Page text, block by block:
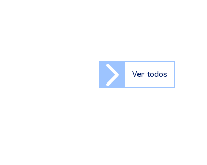
Ver todos